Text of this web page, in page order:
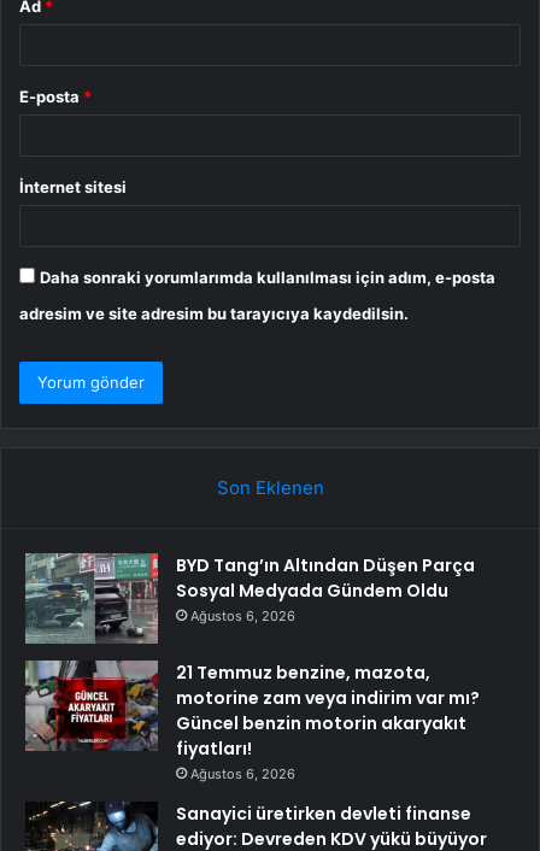
Ad *
E-posta *
İnternet sitesi
Daha sonraki yorumlarımda kullanılması için adım, e-posta
adresim ve site adresim bu tarayıcıya kaydedilsin.
Son Eklenen
BYD Tang’ın Altından Düşen Parça
Sosyal Medyada Gündem Oldu
Ağustos 6, 2026
21 Temmuz benzine, mazota,
motorine zam veya indirim var mı?
Güncel benzin motorin akaryakıt
fiyatları!
Ağustos 6, 2026
Sanayici üretirken devleti finanse
ediyor: Devreden KDV yükü büyüyor